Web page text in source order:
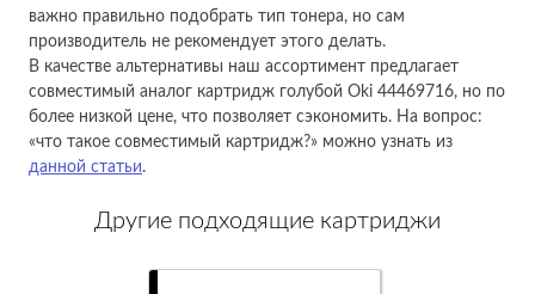
важно правильно подобрать тип тонера, но сам
производитель не рекомендует этого делать.
В качестве альтернативы наш ассортимент предлагает
совместимый аналог картридж голубой Oki 44469716, но по
более низкой цене, что позволяет сэкономить. На вопрос:
«что такое совместимый картридж?» можно узнать из
данной статьи.
Другие подходящие картриджи